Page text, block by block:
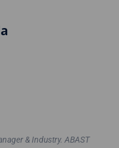
& Industry. ABAST